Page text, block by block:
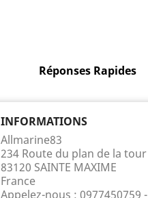
Réponses Rapides
INFORMATIONS
Allmarine83
234 Route du plan de la tour
83120 SAINTE MAXIME
France
Appelez-nous : 0977450759 -